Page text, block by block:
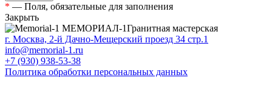
* — Поля, обязательные для заполнения
Закрыть
МЕМОРИАЛ-1Гранитная мастерская
г. Москва, 2-й Дачно-Мещерский проезд 34 стр.1
info@memorial-1.ru
+7 (930) 938-53-38
Политика обработки персональных данных